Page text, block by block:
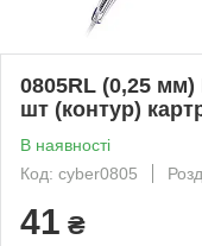
0805RL (0,25 мм)
шт (контур)
В наявності
Код: cyber0805
41 ₴